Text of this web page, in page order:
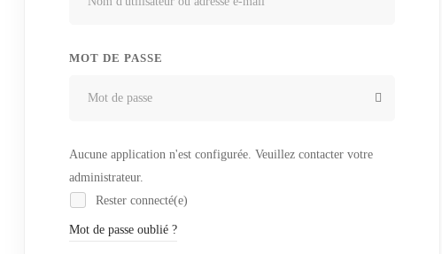
MOT DE PASSE
Aucune application n'est configurée. Veuillez contacter votre
administrateur.
Rester connecté(e)
Mot de passe oublié ?